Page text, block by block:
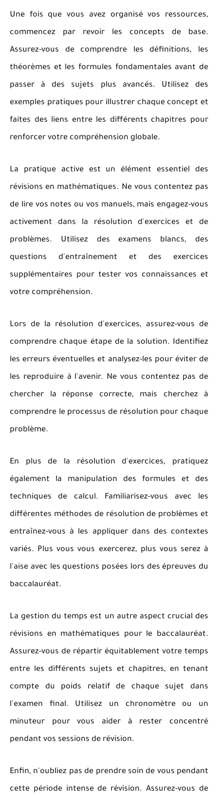
Une fois que vous avez organisé vos ressources,
commencez par revoir les concepts de base.
Assurez-vous de comprendre les définitions, les
théorèmes et les formules fondamentales avant de
passer à des sujets plus avancés. Utilisez des
exemples pratiques pour illustrer chaque concept et
faites des liens entre les différents chapitres pour
renforcer votre compréhension globale.
La pratique active est un élément essentiel des
révisions en mathématiques. Ne vous contentez pas
de lire vos notes ou vos manuels, mais engagez-vous
activement dans la résolution d'exercices et de
problèmes. Utilisez des examens blancs, des
questions d'entraînement et des exercices
supplémentaires pour tester vos connaissances et
votre compréhension.
Lors de la résolution d'exercices, assurez-vous de
comprendre chaque étape de la solution. Identifiez
les erreurs éventuelles et analysez-les pour éviter de
les reproduire à l'avenir. Ne vous contentez pas de
chercher la réponse correcte, mais cherchez à
comprendre le processus de résolution pour chaque
problème.
En plus de la résolution d'exercices, pratiquez
également la manipulation des formules et des
techniques de calcul. Familiarisez-vous avec les
différentes méthodes de résolution de problèmes et
entraînez-vous à les appliquer dans des contextes
variés. Plus vous vous exercerez, plus vous serez à
l'aise avec les questions posées lors des épreuves du
baccalauréat.
La gestion du temps est un autre aspect crucial des
révisions en mathématiques pour le baccalauréat.
Assurez-vous de répartir équitablement votre temps
entre les différents sujets et chapitres, en tenant
compte du poids relatif de chaque sujet dans
l'examen final. Utilisez un chronomètre ou un
minuteur pour vous aider à rester concentré
pendant vos sessions de révision.
Enfin, n'oubliez pas de prendre soin de vous pendant
cette période intense de révision. Assurez-vous de